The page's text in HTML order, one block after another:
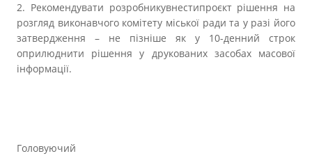
2. Рекомендувати розробникувнестипроєкт рішення на
розгляд виконавчого комітету міської ради та у разі його
затвердження – не пізніше як у 10-денний строк
оприлюднити рішення у друкованих засобах масової
інформації.
Головуючий